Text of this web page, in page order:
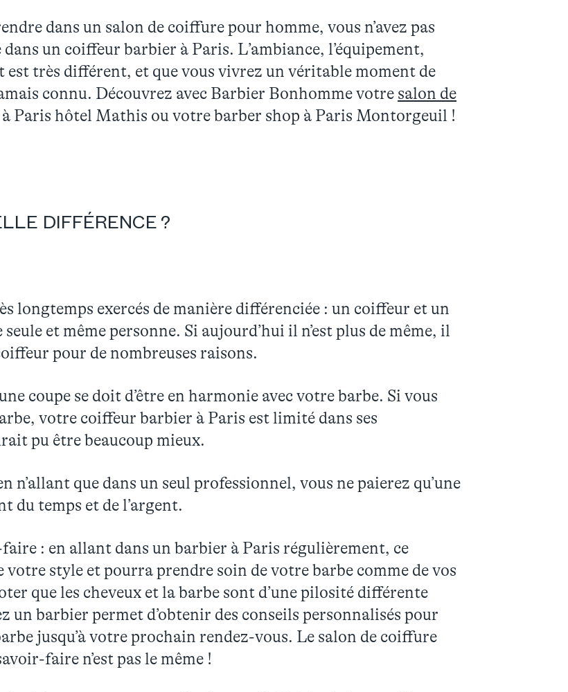
dans un salon de coiffure pour homme, vous n’avez pas
un coiffeur barbier à Paris. L’ambiance, l’équipement,
est très différent, et que vous vivrez un véritable moment de
connu. Découvrez avec Barbier Bonhomme votre salon de
Paris hôtel Mathis ou votre barber shop à Paris Montorgeuil !
DIFFÉRENCE ?
longtemps exercés de manière différenciée : un coiffeur et un
et même personne. Si aujourd’hui il n’est plus de même, il
pour de nombreuses raisons.
coupe se doit d’être en harmonie avec votre barbe. Si vous
votre coiffeur barbier à Paris est limité dans ses
pu être beaucoup mieux.
n’allant que dans un seul professionnel, vous ne paierez qu’une
du temps et de l’argent.
: en allant dans un barbier à Paris régulièrement, ce
style et pourra prendre soin de votre barbe comme de vos
que les cheveux et la barbe sont d’une pilosité différente
un barbier permet d’obtenir des conseils personnalisés pour
jusqu’à votre prochain rendez-vous. Le salon de coiffure
faire n’est pas le même !